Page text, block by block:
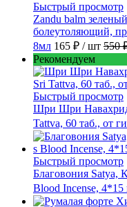
Быстрый просмотр
Zandu balm
болеутоляющий,
8мл 165 ₽ / шт 550
Рекомендуем
Быстрый просмотр
Шри Шри
Tattva, 60 таб., от
Быстрый просмотр
Благовония Satya,
Blood Incense, 4*15